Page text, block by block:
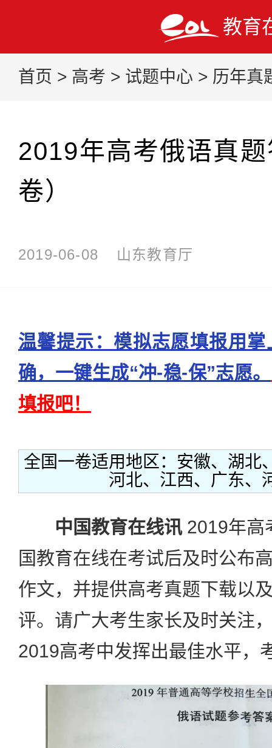
教育
首页 > 高考 > 试题中心 > 历年真
2019年高考俄语真
卷）
2019-06-08 山东教育厅
温馨提示：模拟志愿填报用
确，一键生成“冲-稳-保”志愿。
填报吧！
全国一卷适用地区：安徽、湖北
河北、江西、广东、
中国教育在线讯2019年高
国教育在线在考试后及时公布
作文，并提供高考真题下载以
评。请广大考生家长及时关注
2019高考中发挥出最佳水平，